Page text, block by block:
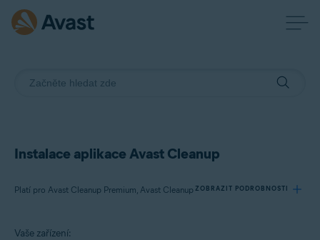
Instalace aplikace Avast Cleanup
Platí pro Avast Cleanup Premium, Avast Cleanup ZOBRAZIT PODROBNOSTI
Vaše zařízení: